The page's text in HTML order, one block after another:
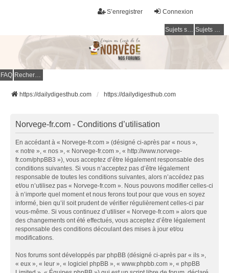
Connexion
S’enregistrer
Sujets sans réponse Sujets actifs
FAQ Rechercher
https://dailydigesthub.com https://dailydigesthub.com
Norvege-fr.com - Conditions d’utilisation
En accédant à « Norvege-fr.com » (désigné ci-après par « nous »,
« notre », « nos », « Norvege-fr.com », « http://www.norvege-
fr.com/phpBB3 »), vous acceptez d’être légalement responsable des
conditions suivantes. Si vous n’acceptez pas d’être légalement
responsable de toutes les conditions suivantes, alors n’accédez pas
et/ou n’utilisez pas « Norvege-fr.com ». Nous pouvons modifier celles-ci
à n’importe quel moment et nous ferons tout pour que vous en soyez
informé, bien qu’il soit prudent de vérifier régulièrement celles-ci par
vous-même. Si vous continuez d’utiliser « Norvege-fr.com » alors que
des changements ont été effectués, vous acceptez d’être légalement
responsable des conditions découlant des mises à jour et/ou
modifications.
Nos forums sont développés par phpBB (désigné ci-après par « ils »,
« eux », « leur », « logiciel phpBB », « www.phpbb.com », « phpBB